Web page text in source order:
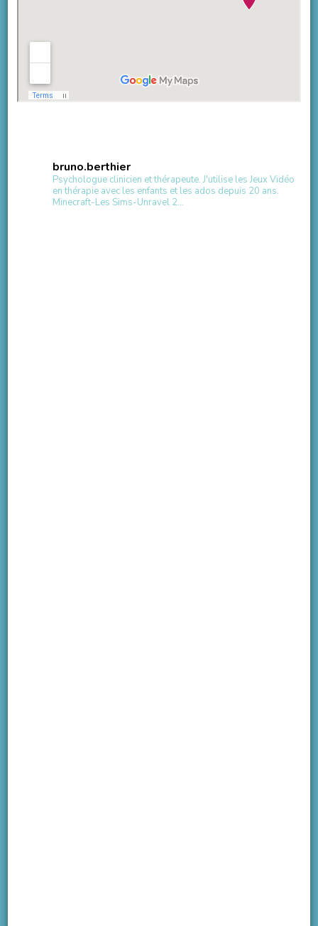
bruno.berthier
Psychologue clinicien et thérapeute.J'utilise les Jeux Vidéo
en thérapie avec les enfants et les ados depuis 20 ans.
Minecraft-Les Sims-Unravel 2...